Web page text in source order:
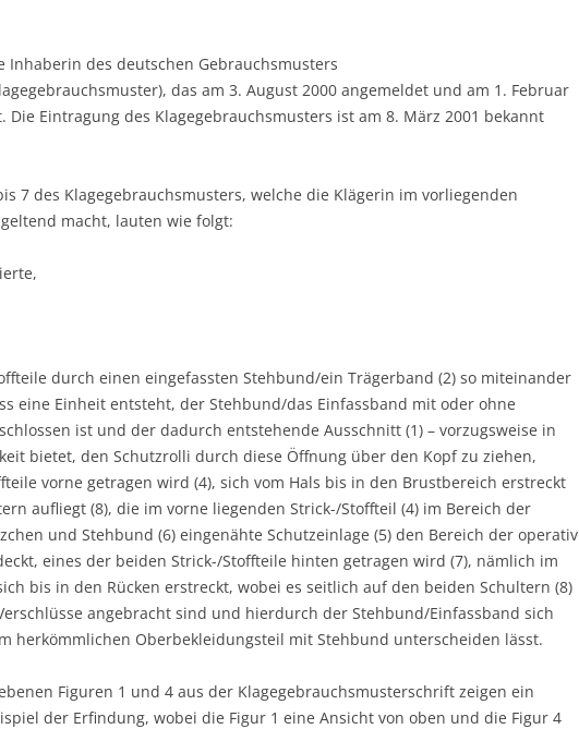
Inhaberin des deutschen Gebrauchsmusters
das am 3. August 2000 angemeldet und am 1. Februar
Die Eintragung des Klagegebrauchsmusters ist am 8. März 2001 bekannt
7 des Klagegebrauchsmusters, welche die Klägerin im vorliegenden
macht, lauten wie folgt:
durch einen eingefassten Stehbund/ein Trägerband (2) so miteinander
eine Einheit entsteht, der Stehbund/das Einfassband mit oder ohne
ist und der dadurch entstehende Ausschnitt (1) – vorzugsweise in
bietet, den Schutzrolli durch diese Öffnung über den Kopf zu ziehen,
vorne getragen wird (4), sich vom Hals bis in den Brustbereich erstreckt
aufliegt (8), die im vorne liegenden Strick-/Stoffteil (4) im Bereich der
und Stehbund (6) eingenähte Schutzeinlage (5) den Bereich der operativ
eines der beiden Strick-/Stoffteile hinten getragen wird (7), nämlich im
bis in den Rücken erstreckt, wobei es seitlich auf den beiden Schultern (8)
angebracht sind und hierdurch der Stehbund/Einfassband sich
herkömmlichen Oberbekleidungsteil mit Stehbund unterscheiden lässt.
Figuren 1 und 4 aus der Klagegebrauchsmusterschrift zeigen ein
der Erfindung, wobei die Figur 1 eine Ansicht von oben und die Figur 4